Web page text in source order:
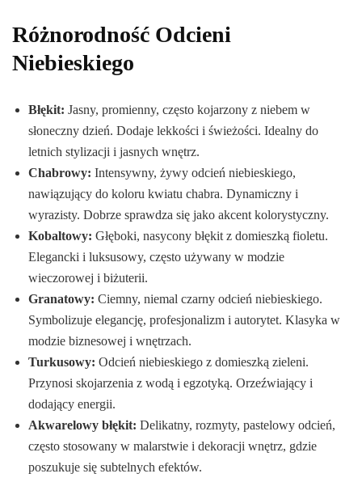
Różnorodność Odcieni
Niebieskiego
Błękit: Jasny, promienny, często kojarzony z niebem w
słoneczny dzień. Dodaje lekkości i świeżości. Idealny do
letnich stylizacji i jasnych wnętrz.
Chabrowy: Intensywny, żywy odcień niebieskiego,
nawiązujący do koloru kwiatu chabra. Dynamiczny i
wyrazisty. Dobrze sprawdza się jako akcent kolorystyczny.
Kobaltowy: Głęboki, nasycony błękit z domieszką fioletu.
Elegancki i luksusowy, często używany w modzie
wieczorowej i biżuterii.
Granatowy: Ciemny, niemal czarny odcień niebieskiego.
Symbolizuje elegancję, profesjonalizm i autorytet. Klasyka w
modzie biznesowej i wnętrzach.
Turkusowy: Odcień niebieskiego z domieszką zieleni.
Przynosi skojarzenia z wodą i egzotyką. Orzeźwiający i
dodający energii.
Akwarelowy błękit: Delikatny, rozmyty, pastelowy odcień,
często stosowany w malarstwie i dekoracji wnętrz, gdzie
poszukuje się subtelnych efektów.